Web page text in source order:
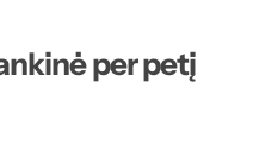
per petį